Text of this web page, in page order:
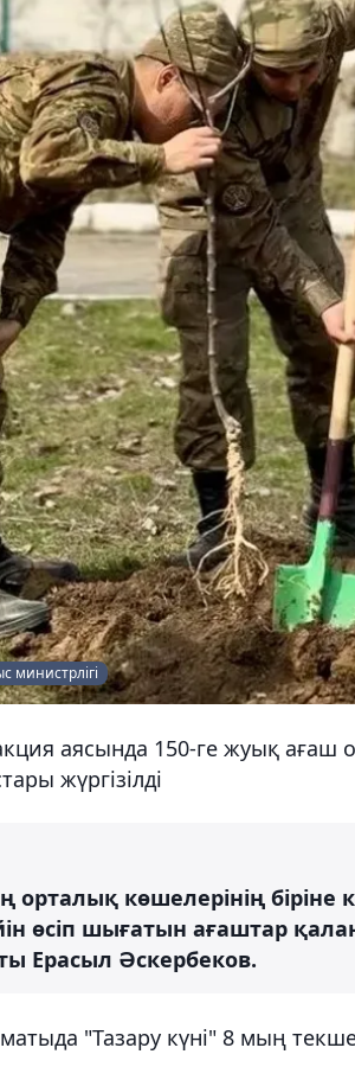
министрлігі
аясында 150-ге жуық
жүргізілді
орталық көшелерінің
өсіп шығатын ағаштар
Ерасыл Әскербеков.
"Тазару күні" 8 мың